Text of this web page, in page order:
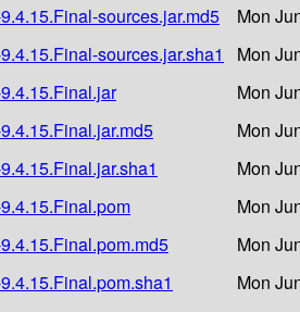
sources.jar.md5
Mon
sources.jar.sha1
Mon
Mon
Mon
Mon
Mon
Mon
Mon